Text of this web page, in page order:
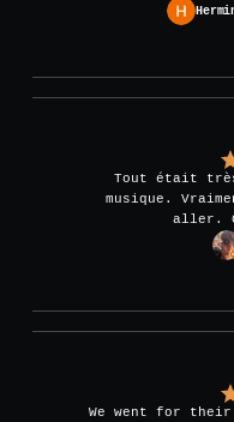
Tout était
musique.
aller.
We went for their